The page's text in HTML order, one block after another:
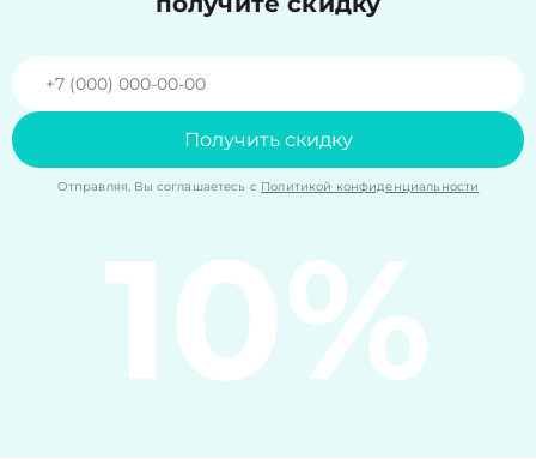
Получить скидку
Отправляя, Вы соглашаетесь с Политикой конфиденциальности
10%